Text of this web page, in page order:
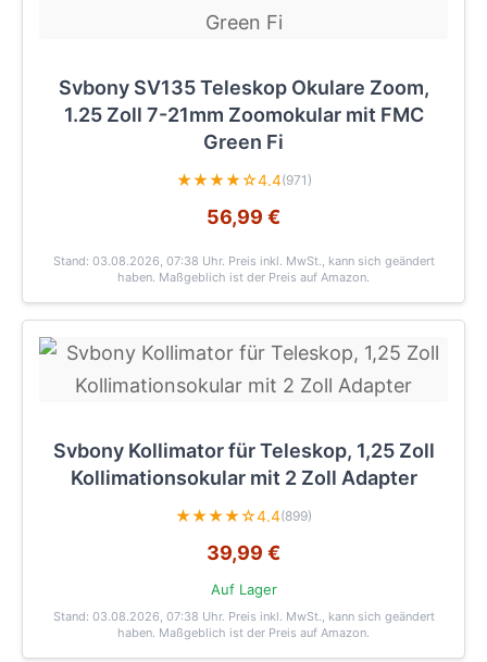
Svbony SV135 Teleskop Okulare Zoom,
1.25 Zoll 7-21mm Zoomokular mit FMC
Green Fi
★★★★☆4.4(971)
56,99 €
Stand: 03.08.2026, 07:38 Uhr. Preis inkl. MwSt., kann sich geändert
haben. Maßgeblich ist der Preis auf Amazon.
Svbony Kollimator für Teleskop, 1,25 Zoll
Kollimationsokular mit 2 Zoll Adapter
★★★★☆4.4(899)
39,99 €
Auf Lager
Stand: 03.08.2026, 07:38 Uhr. Preis inkl. MwSt., kann sich geändert
haben. Maßgeblich ist der Preis auf Amazon.